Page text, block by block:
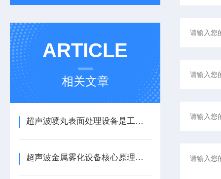
ARTICLE
相关文章
超声波喷丸表面处理设备是工艺与应用介绍
超声波金属雾化设备核心原理与应用场景